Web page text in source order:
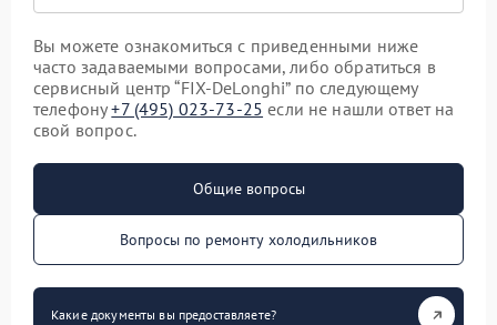
Вы можете ознакомиться с приведенными ниже
часто задаваемыми вопросами, либо обратиться в
сервисный центр “FIX-DeLonghi” по следующему
телефону+7 (495) 023-73-25 если не нашли ответ на
свой вопрос.
Общие вопросы
Вопросы по ремонту холодильников
Какие документы вы предоставляете?